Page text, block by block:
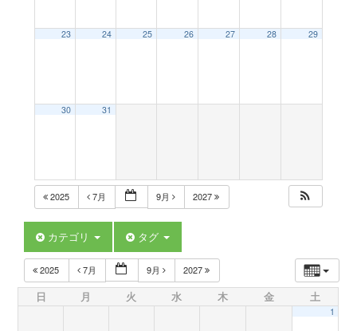
o
23 24 25 26 27 28 29
30 31
2025 7月 9月 2027
カテゴリ タグ
2025 7月 9月 2027
日 月 火 水 木 金 土
1